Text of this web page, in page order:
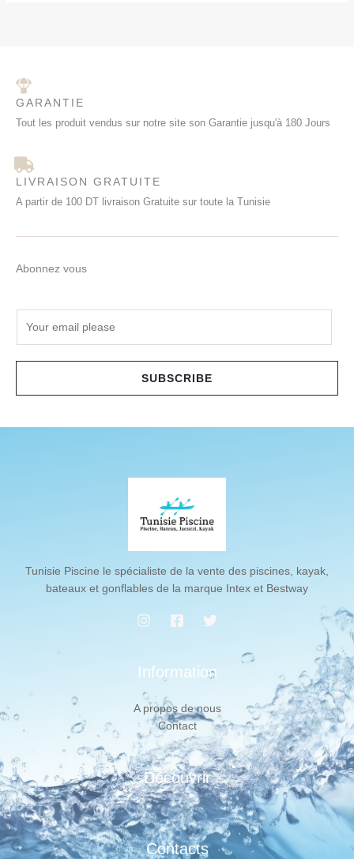
GARANTIE
Tout les produit vendus sur notre site son Garantie jusqu'à 180 Jours
LIVRAISON GRATUITE
A partir de 100 DT livraison Gratuite sur toute la Tunisie
Abonnez vous
SUBSCRIBE
Tunisie Piscine le spécialiste de la vente des piscines, kayak,
bateaux et gonflables de la marque Intex et Bestway
Information
A propos de nous
Contact
Découvrir
Contacts